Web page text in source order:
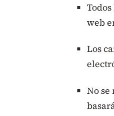
web
Los
No